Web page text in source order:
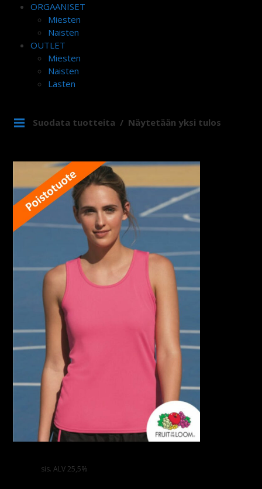
ORGAANISET
Miesten
Naisten
OUTLET
Miesten
Naisten
Lasten
Suodata tuotteita Näytetään yksi tulos
sis. ALV 25,5%